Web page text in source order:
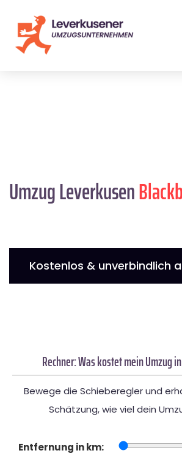
Umzug Leverkusen
Kostenlos & unverbindlich
Rechner: Was kostet mein Umzug
Bewege die Schieberegler und
Schätzung, wie viel dein
Entfernung in km: